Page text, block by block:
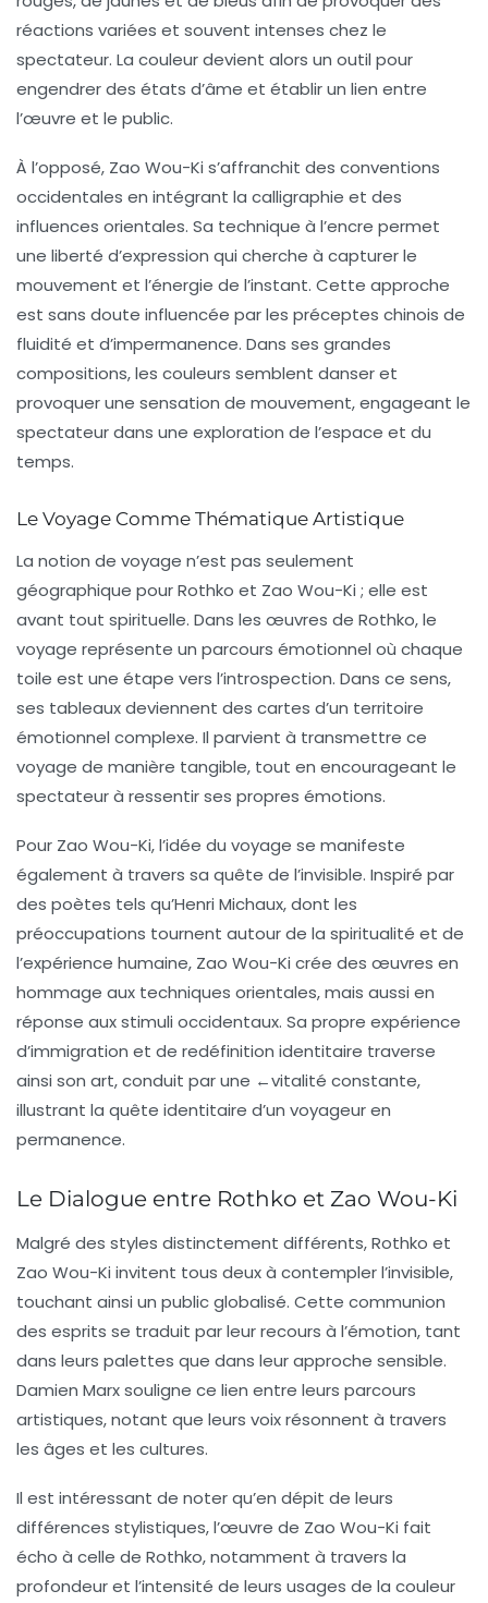
réactions variées et souvent intenses chez le
spectateur. La couleur devient alors un outil pour
engendrer des états d’âme et établir un lien entre
l’œuvre et le public.
À l’opposé, Zao Wou-Ki s’affranchit des conventions
occidentales en intégrant la calligraphie et des
influences orientales. Sa technique à l’encre permet
une liberté d’expression qui cherche à capturer le
mouvement et l’énergie de l’instant. Cette approche
est sans doute influencée par les préceptes chinois de
fluidité et d’impermanence. Dans ses grandes
compositions, les couleurs semblent danser et
provoquer une sensation de mouvement, engageant le
spectateur dans une exploration de l’espace et du
temps.
Le Voyage Comme Thématique Artistique
La notion de voyage n’est pas seulement
géographique pour Rothko et Zao Wou-Ki ; elle est
avant tout spirituelle. Dans les œuvres de Rothko, le
voyage représente un parcours émotionnel où chaque
toile est une étape vers l’introspection. Dans ce sens,
ses tableaux deviennent des cartes d’un territoire
émotionnel complexe. Il parvient à transmettre ce
voyage de manière tangible, tout en encourageant le
spectateur à ressentir ses propres émotions.
Pour Zao Wou-Ki, l’idée du voyage se manifeste
également à travers sa quête de l’invisible. Inspiré par
des poètes tels qu’Henri Michaux, dont les
préoccupations tournent autour de la spiritualité et de
l’expérience humaine, Zao Wou-Ki crée des œuvres en
hommage aux techniques orientales, mais aussi en
réponse aux stimuli occidentaux. Sa propre expérience
d’immigration et de redéfinition identitaire traverse
ainsi son art, conduit par une ←vitalité constante,
illustrant la quête identitaire d’un voyageur en
permanence.
Le Dialogue entre Rothko et Zao Wou-Ki
Malgré des styles distinctement différents, Rothko et
Zao Wou-Ki invitent tous deux à contempler l’invisible,
touchant ainsi un public globalisé. Cette communion
des esprits se traduit par leur recours à l’émotion, tant
dans leurs palettes que dans leur approche sensible.
Damien Marxsouligne ce lien entre leurs parcours
artistiques, notant que leurs voix résonnent à travers
les âges et les cultures.
Il est intéressant de noter qu’en dépit de leurs
différences stylistiques, l’œuvre de Zao Wou-Ki fait
écho à celle de Rothko, notamment à travers la
profondeur et l’intensité de leurs usages de la couleur